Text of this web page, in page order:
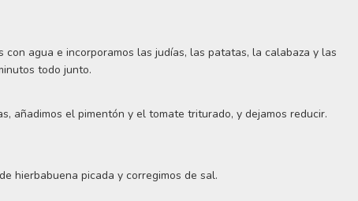
agua e incorporamos las judías, las patatas, la calabaza y las
todo junto.
añadimos el pimentón y el tomate triturado, y dejamos reducir.
hierbabuena picada y corregimos de sal.